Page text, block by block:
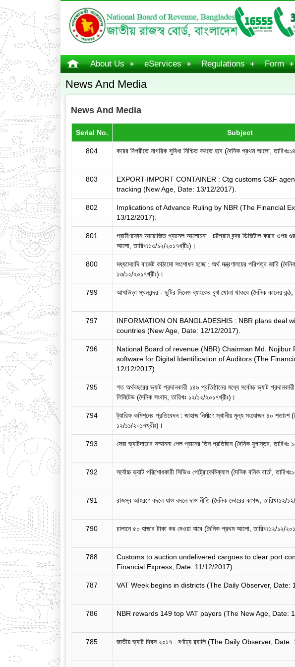
About Us eServices Regulations Form
News And Media
News And Media
Serial No. Subject
804 করের বিপরীতে নাগরিক সুবিধা নিশ্চিত করতে হবে (দৈনিক প্রথম আলো,
803
EXPORT-IMPORT CONTAINER : Ctg customs C&F
tracking (New Age, Date: 13/12/2017).
802
Implications of Advance Ruling by NBR (The Financial
13/12/2017).
801
গ্রামীণফোন আয়োজিত প্যানেল আলোচনা : চট্টগ্রাম বন্দর ডিজিটাল করার ওপর
আলো, তারিখঃ১৩/১২/২০১৭খ্রীঃ)।
800
মধ্যমেয়াদি বাজেট কাঠামো সংশোধন হচ্ছে : অর্থ মন্ত্রণালয়ের পরিপত্র জারি
১৩/১২/২০১৭খ্রীঃ)।
799 আখাউড়া স্থলবন্দর - ছুটির দিনেও ব্যাংকের বুথ খোলা থাকবে (দৈনিক কালের
797
INFORMATION ON BANGLADESHIS : NBR plans deal
countries (New Age, Date: 12/12/2017).
796
National Board of revenue (NBR) Chairman Md. Nojibur
software for Digital Identification of Auditors (The
12/12/2017).
795
গত অর্থবছরের ভ্যাট প্রদানকারী ১৪৯ প্রতিষ্ঠানের মধ্যে সর্বোচ্চ ভ্যাট প্রদানকারী
লিমিটেড (দৈনিক সংবাদ, তারিখঃ ১২/১২/২০১৭খ্রীঃ)।
794
ট্যারিফ কমিশনের প্রতিবেদন : জাহাজ নির্মাণে স্থানীয় মূল্য সংযোজন ৪০ শতাংশ
১২/১১/২০১৭খ্রীঃ)।
793 সেরা ভ্যাটদাতার সম্মাননা পেল প্রানের তিন প্রতিষ্ঠান (দৈনিক যুগান্তর,
792 সর্বোচ্চ ভ্যাট পরিশোধকারী সিভিও পেট্রোকেমিক্যাল (দৈনিক বনিক বার্তা,
791 রাজস্ব আহরণে বদলে যাও বদলে দাও নীতি (দৈনিক ভোরের কাগজ, তারিখঃ১২/
790 চালানে ৫০ হাজার টাকা কর দেওয়া যাবে (দৈনিক প্রথম আলো, তারিখঃ১২/১২/
788
Customs to auction undelivered cargoes to clear port
Financial Express, Date: 11/12/2017).
787 VAT Week begins in districts (The Daily Observer, Date:
786 NBR rewards 149 top VAT payers (The New Age, Date:
785 জাতীয় ভ্যাট দিবস ২০১৭ : বর্ণাঢ্য র‌্যালি (The Daily Observer,